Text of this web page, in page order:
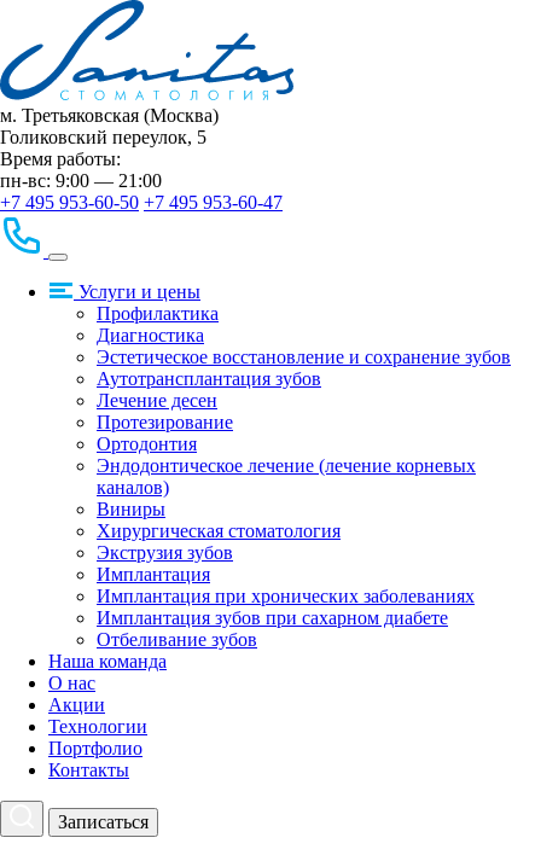
м. Третьяковская (Москва)
Голиковский переулок, 5
Время работы:
пн-вс: 9:00 — 21:00
+7 495 953-60-50 +7 495 953-60-47
Услуги и цены
Профилактика
Диагностика
Эстетическое восстановление и сохранение зубов
Аутотрансплантация зубов
Лечение десен
Протезирование
Ортодонтия
Эндодонтическое лечение (лечение корневых
каналов)
Виниры
Хирургическая стоматология
Экструзия зубов
Имплантация
Имплантация при хронических заболеваниях
Имплантация зубов при сахарном диабете
Отбеливание зубов
Наша команда
О нас
Акции
Технологии
Портфолио
Контакты
Записаться